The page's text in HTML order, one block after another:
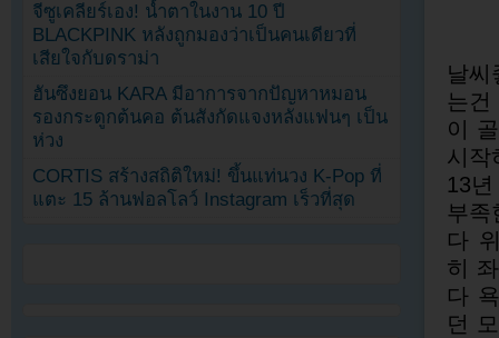
날
는건
이
시작
13
부
다
히
다
던
จีซูเคลียร์เอง! น้ำตาในงาน 10 ปี
BLACKPINK หลังถูกมองว่าเป็นคนเดียวที่
เสียใจกับดราม่า
ฮันซึงยอน KARA มีอาการจากปัญหาหมอน
รองกระดูกต้นคอ ต้นสังกัดแจงหลังแฟนๆ เป็น
ห่วง
CORTIS สร้างสถิติใหม่! ขึ้นแท่นวง K-Pop ที่
แตะ 15 ล้านฟอลโลว์ Instagram เร็วที่สุด